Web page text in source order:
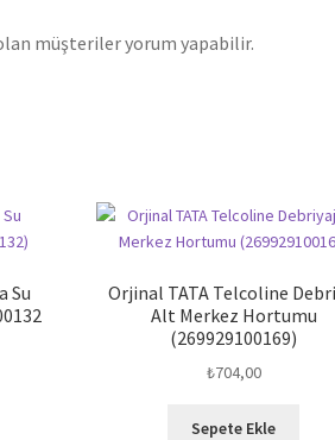
müşteriler yorum yapabilir.
Su
Orjinal TATA Telcoline
Alt Merkez Hortumu
(269929100169)
₺704,00
Sepete Ekle